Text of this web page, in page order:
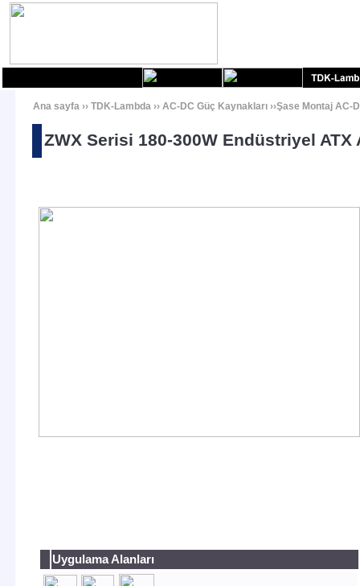
Ana sayfa›› TDK-Lambda››AC-DC Güç Kaynakları››Şase Montaj AC-
ZWX Serisi 180-300W Endüstriyel ATX
Uygulama Alanları